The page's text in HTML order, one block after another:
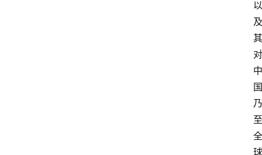
以
及
其
对
中
国
乃
至
全
球